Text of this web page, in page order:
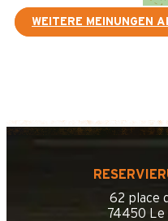
WEITERE MEINUNGEN
62 place
74450 Le